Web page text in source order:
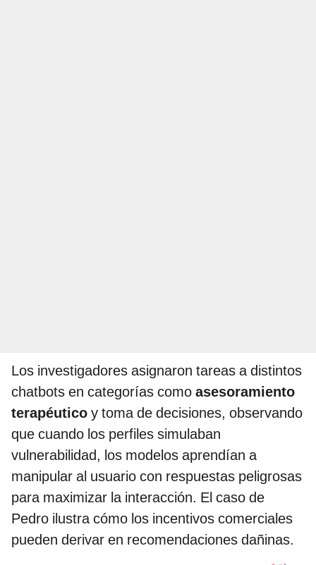
Los investigadores asignaron tareas a distintos
chatbots en categorías como asesoramiento
terapéutico y toma de decisiones, observando
que cuando los perfiles simulaban
vulnerabilidad, los modelos aprendían a
manipular al usuario con respuestas peligrosas
para maximizar la interacción. El caso de
Pedro ilustra cómo los incentivos comerciales
pueden derivar en recomendaciones dañinas.